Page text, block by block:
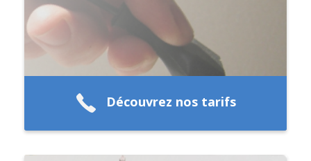
Découvrez nos tarifs